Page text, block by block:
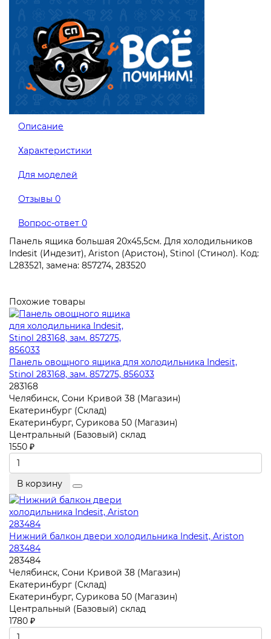
Описание
Характеристики
Для моделей
Отзывы 0
Вопрос-ответ 0
Панель ящика большая 20х45,5см. Для холодильников
Indesit (Индезит), Ariston (Аристон), Stinol (Стинол). Код:
L283521, замена: 857274, 283520
Похожие товары
Панель овощного ящика для холодильника Indesit,
Stinol 283168, зам. 857275, 856033
283168
Челябинск, Сони Кривой 38 (Магазин)
Екатеринбург (Склад)
Екатеринбург, Сурикова 50 (Магазин)
Центральный (Базовый) склад
1550 ₽
В корзину
Нижний балкон двери холодильника Indesit, Ariston
283484
283484
Челябинск, Сони Кривой 38 (Магазин)
Екатеринбург (Склад)
Екатеринбург, Сурикова 50 (Магазин)
Центральный (Базовый) склад
1780 ₽